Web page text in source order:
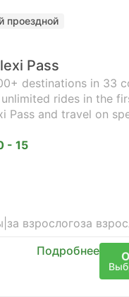
проездной
Pass
destinations in 33
unlimited rides in the
Pass and travel on
- 15
за взрослогоза
Подробнее